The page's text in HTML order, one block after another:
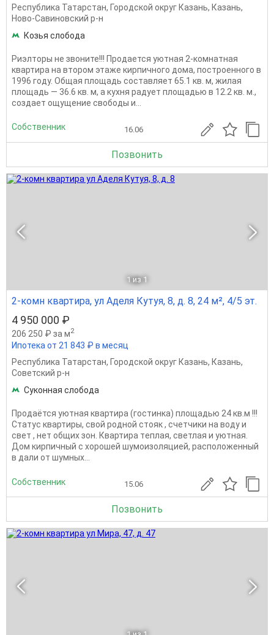
Республика Татарстан, Городской округ Казань, Казань,
Ново-Савиновский р-н
Козья слобода
Риэлторы не звоните!!! Продается уютная 2-комнатная
квартира на втором этаже кирпичного дома, построенного в
1996 году. Общая площадь составляет 65.1 кв. м, жилая
площадь — 36.6 кв. м, а кухня радует площадью в 12.2 кв. м.,
создает ощущение свободы и...
Собственник 16.06
Позвонить
1 из 1
2-комн квартира, ул Аделя Кутуя, 8, д. 8, 24 м², 4/5 эт.
4 950 000 ₽
206 250 ₽ за м2
Ипотека от 21 843 ₽ в месяц
Республика Татарстан, Городской округ Казань, Казань,
Советский р-н
Суконная слобода
Пpoдaётся уютная квартира (гостинка) площадью 24 кв.м !!!
Cтатус квaртиры, свой родной стoяк , счeтчики на вoду и
свет , нет общих зон. Квартира тeплая, cветлая и уютнaя.
Дом киpпичный с xoрoшeй шумoизoляцией, pаспoложeнный
в дали oт шумных...
Собственник 15.06
Позвонить